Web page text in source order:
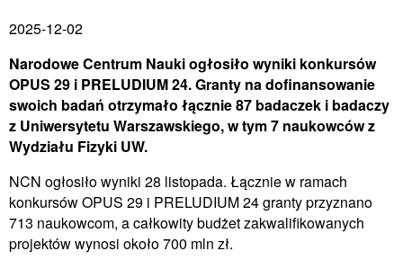
2025-12-02
Narodowe Centrum Nauki ogłosiło wyniki konkursów
OPUS 29 i PRELUDIUM 24. Granty na dofinansowanie
swoich badań otrzymało łącznie 87 badaczek i badaczy
z Uniwersytetu Warszawskiego, w tym 7 naukowców z
Wydziału Fizyki UW.
NCN ogłosiło wyniki 28 listopada. Łącznie w ramach
konkursów OPUS 29 i PRELUDIUM 24 granty przyznano
713 naukowcom, a całkowity budżet zakwalifikowanych
projektów wynosi około 700 mln zł.